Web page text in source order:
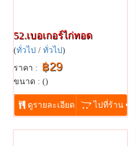
52.เบอเกอร์ไก่ทอด
(ทั่วไป / ทั่วไป)
ราคา : ฿29
ขนาด : ()
...
ดูรายละเอียด ไปที่ร้าน